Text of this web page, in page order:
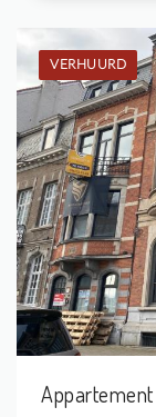
VERHUURD
Appartement